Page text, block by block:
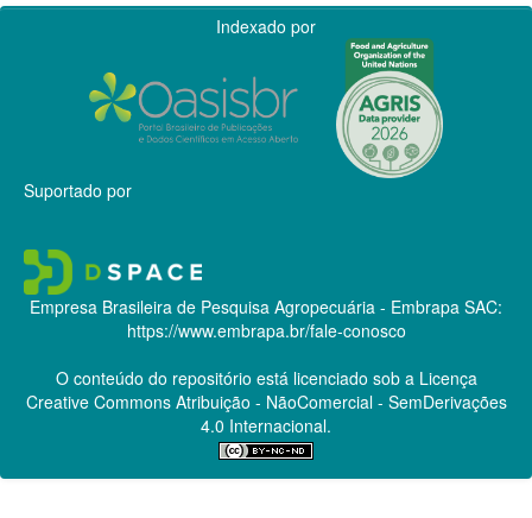
Indexado por
Suportado por
Empresa Brasileira de Pesquisa Agropecuária - Embrapa SAC:
https://www.embrapa.br/fale-conosco
O conteúdo do repositório está licenciado sob a Licença
Creative CommonsAtribuição - NãoComercial - SemDerivações
4.0 Internacional.